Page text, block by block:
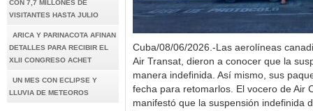
CON 7,7 MILLONES DE
VISITANTES HASTA JULIO
ARICA Y PARINACOTA AFINAN
DETALLES PARA RECIBIR EL
XLII CONGRESO ACHET
UN MES CON ECLIPSE Y
LLUVIA DE METEOROS
Cuba/08/06/2026.-Las aerolíneas
Air Transat, dieron a conocer que la
manera indefinida. Así mismo, sus
fecha para retomarlos. El vocero de Air
manifestó que la suspensión indefinida